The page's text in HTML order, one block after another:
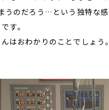
うのだろう…という独特な
す。
はおわかりのことでしょ